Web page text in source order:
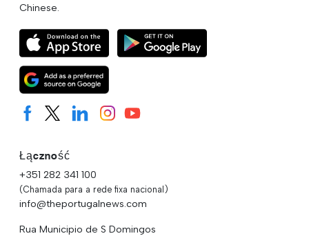
Chinese.
Łączność
+351 282 341 100
(Chamada para a rede fixa nacional)
info@theportugalnews.com
Rua Municipio de S Domingos